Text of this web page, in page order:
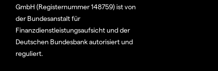
GmbH (Registernummer 148759) ist von
der Bundesanstalt für
Finanzdienstleistungsaufsicht und der
Deutschen Bundesbank autorisiert und
reguliert.